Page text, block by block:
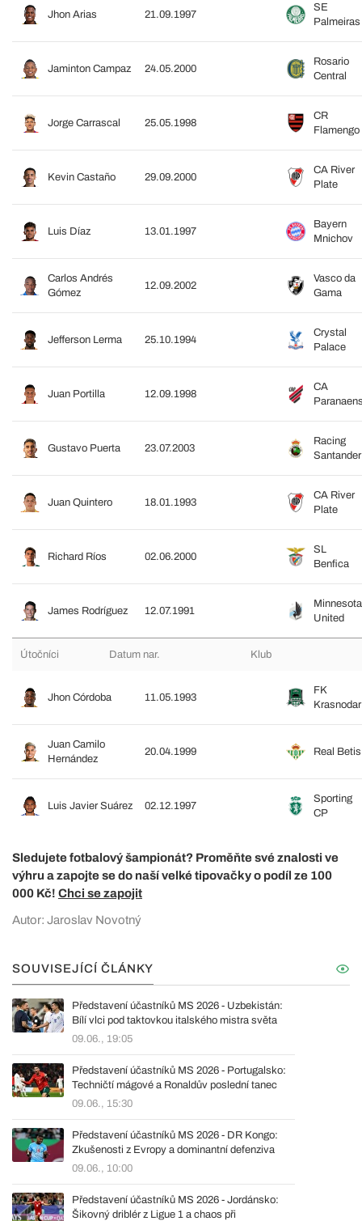
Jhon Arias 21.09.1997
SE
Palmeiras
Jaminton Campaz 24.05.2000
Rosario
Central
Jorge Carrascal 25.05.1998
CR
Flamengo
Kevin Castaño 29.09.2000
CA River
Plate
Luis Díaz 13.01.1997
Bayern
Mnichov
Carlos Andrés
Gómez
12.09.2002
Vasco da
Gama
Jefferson Lerma 25.10.1994
Crystal
Palace
Juan Portilla 12.09.1998
CA
Gustavo Puerta 23.07.2003
Racing
Santander
Juan Quintero 18.01.1993
CA River
Plate
Richard Ríos 02.06.2000
SL
Benfica
James Rodríguez 12.07.1991
Minnesota
United
Útočníci Datum nar. Klub
Jhon Córdoba 11.05.1993
FK
Krasnodar
Juan Camilo
Hernández
20.04.1999 Real Betis
Luis Javier Suárez 02.12.1997
Sporting
CP
Sledujete fotbalový šampionát? Proměňte své znalosti ve
výhru a zapojte se do naší velké tipovačky o podíl ze 100
000 Kč! Chci se zapojit
Autor: Jaroslav Novotný
SOUVISEJÍCÍ ČLÁNKY
Představení účastníků MS 2026 - Uzbekistán:
Bílí vlci pod taktovkou italského mistra světa
09.06., 19:05
Představení účastníků MS 2026 - Portugalsko:
Techničtí mágové a Ronaldův poslední tanec
09.06., 15:30
Představení účastníků MS 2026 - DR Kongo:
Zkušenosti z Evropy a dominantní defenziva
09.06., 10:00
Představení účastníků MS 2026 - Jordánsko:
Šikovný driblér z Ligue 1 a chaos při